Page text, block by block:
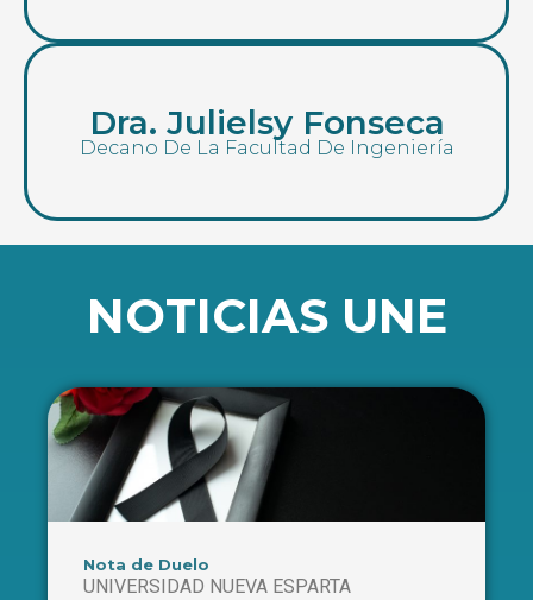
Dra. Julielsy Fonseca
Decano De La Facultad De Ingeniería
NOTICIAS UNE
Nota de Duelo
UNIVERSIDAD NUEVA ESPARTA